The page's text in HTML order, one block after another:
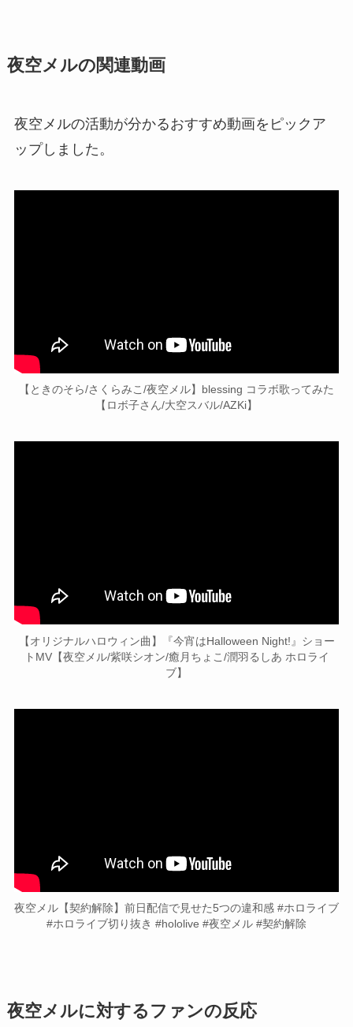
夜空メルの関連動画
夜空メルの活動が分かるおすすめ動画をピックア
ップしました。
【ときのそら/さくらみこ/夜空メル】blessing コラボ歌ってみた
【ロボ子さん/大空スバル/AZKi】
【オリジナルハロウィン曲】『今宵はHalloween Night!』ショー
トMV【夜空メル/紫咲シオン/癒月ちょこ/潤羽るしあ ホロライ
ブ】
夜空メル【契約解除】前日配信で見せた5つの違和感 #ホロライブ
#ホロライブ切り抜き #hololive #夜空メル #契約解除
夜空メルに対するファンの反応